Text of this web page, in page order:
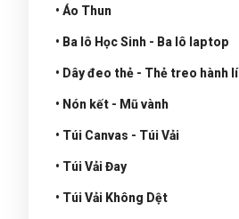
• Áo Thun
• Ba lô Học Sinh - Ba lô laptop
• Dây đeo thẻ - Thẻ treo hành lí
• Nón kết - Mũ vành
• Túi Canvas - Túi Vải
• Túi Vải Đay
• Túi Vải Không Dệt